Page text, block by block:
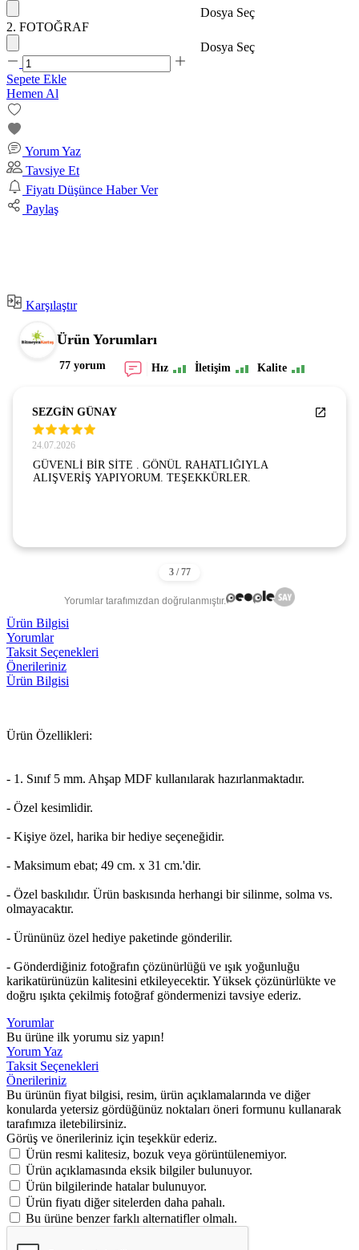
Dosya Seç
2. FOTOĞRAF
Dosya Seç
Sepete Ekle
Hemen Al
Yorum Yaz
Tavsiye Et
Fiyatı Düşünce Haber Ver
Paylaş
Karşılaştır
Ürün Yorumları
77 yorum Hız İletişim Kalite
SEZGİN GÜNAY
24.07.2026
GÜVENLİ BİR SİTE . GÖNÜL RAHATLIĞIYLA
ALIŞVERİŞ YAPIYORUM. TEŞEKKÜRLER.
Yorumlar tarafımızdan doğrulanmıştır.
Ürün Bilgisi
Yorumlar
Taksit Seçenekleri
Önerileriniz
Ürün Bilgisi
Ürün Özellikleri:
- 1. Sınıf 5 mm. Ahşap MDF kullanılarak hazırlanmaktadır.
- Özel kesimlidir.
- Kişiye özel, harika bir hediye seçeneğidir.
- Maksimum ebat; 49 cm. x 31 cm.'dir.
- Özel baskılıdır. Ürün baskısında herhangi bir silinme, solma vs.
olmayacaktır.
- Ürününüz özel hediye paketinde gönderilir.
- Gönderdiğiniz fotoğrafın çözünürlüğü ve ışık yoğunluğu
karikatürünüzün kalitesini etkileyecektir. Yüksek çözünürlükte ve
doğru ışıkta çekilmiş fotoğraf göndermenizi tavsiye ederiz.
Yorumlar
Bu ürüne ilk yorumu siz yapın!
Yorum Yaz
Taksit Seçenekleri
Önerileriniz
Bu ürünün fiyat bilgisi, resim, ürün açıklamalarında ve diğer
konularda yetersiz gördüğünüz noktaları öneri formunu kullanarak
tarafımıza iletebilirsiniz.
Görüş ve önerileriniz için teşekkür ederiz.
Ürün resmi kalitesiz, bozuk veya görüntülenemiyor.
Ürün açıklamasında eksik bilgiler bulunuyor.
Ürün bilgilerinde hatalar bulunuyor.
Ürün fiyatı diğer sitelerden daha pahalı.
Bu ürüne benzer farklı alternatifler olmalı.